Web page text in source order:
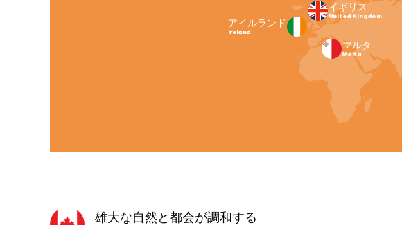
イギリス
United Kingdom
マルタ
Malta
アイルランド
Ireland
雄大な自然と都会が調和する